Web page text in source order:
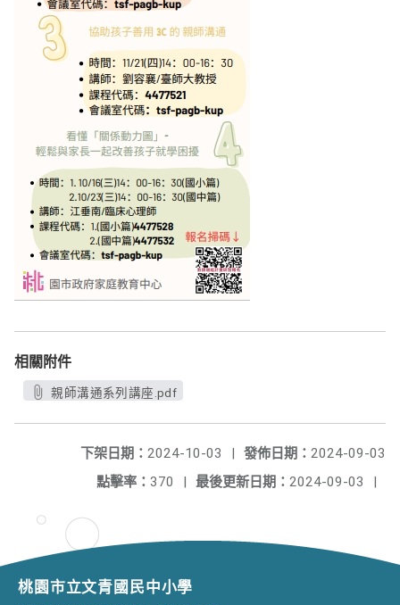
相關附件
親師溝通系列講座.pdf
發佈日期： 2024-09-03
下架日期： 2024-10-03
|
最後更新日期： 2024-09-03 |
點擊率： 370 |
桃園市立文青國民中小學